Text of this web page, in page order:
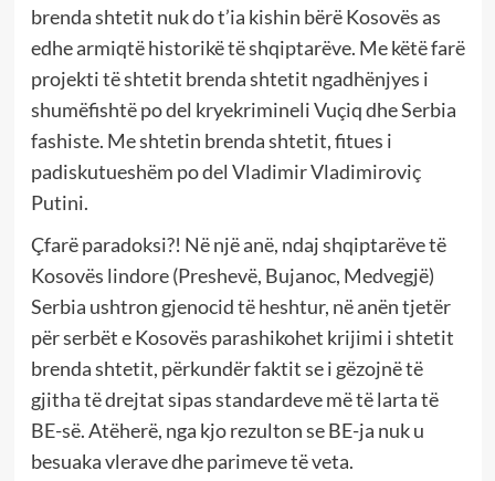
brenda shtetit nuk do t’ia kishin bërë Kosovës as
edhe armiqtë historikë të shqiptarëve. Me këtë farë
projekti të shtetit brenda shtetit ngadhënjyes i
shumëfishtë po del kryekrimineli Vuçiq dhe Serbia
fashiste. Me shtetin brenda shtetit, fitues i
padiskutueshëm po del Vladimir Vladimiroviç
Putini.
Çfarë paradoksi?! Në një anë, ndaj shqiptarëve të
Kosovës lindore (Preshevë, Bujanoc, Medvegjë)
Serbia ushtron gjenocid të heshtur, në anën tjetër
për serbët e Kosovës parashikohet krijimi i shtetit
brenda shtetit, përkundër faktit se i gëzojnë të
gjitha të drejtat sipas standardeve më të larta të
BE-së. Atëherë, nga kjo rezulton se BE-ja nuk u
besuaka vlerave dhe parimeve të veta.